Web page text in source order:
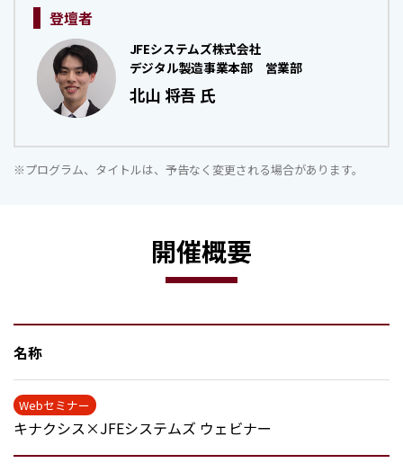
登壇者
JFEシステムズ株式会社
デジタル製造事業本部 営業部
北山 将吾 氏
※プログラム、タイトルは、予告なく変更される場合があります。
開催概要
名称
Webセミナー
キナクシス×JFEシステムズ ウェビナー